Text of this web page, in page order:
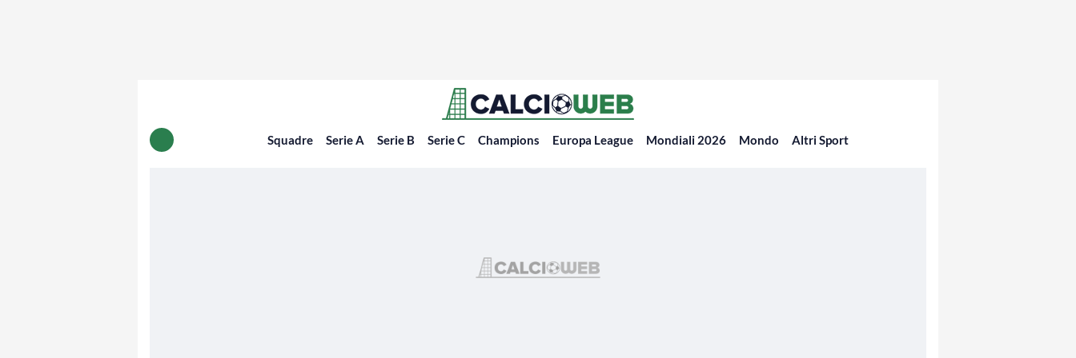
Squadre Serie A Serie B Serie C Champions Europa League Mondiali 2026 Mondo Altri Sport